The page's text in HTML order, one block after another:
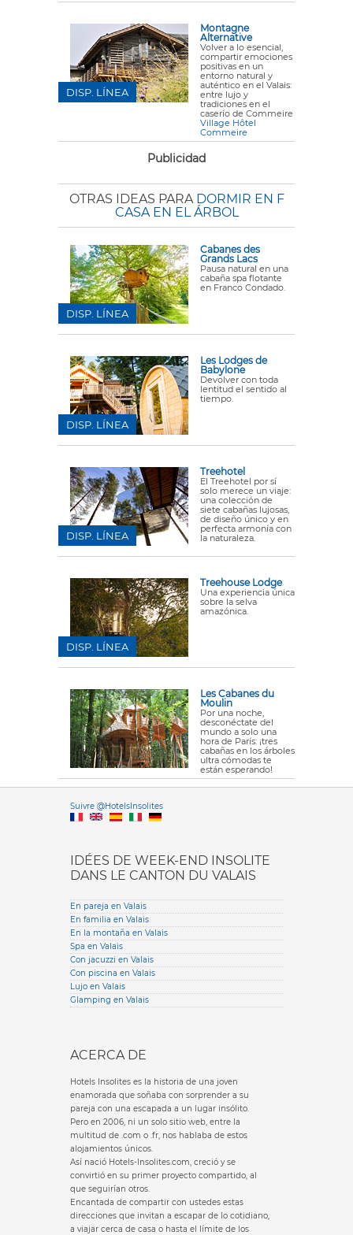
Montagne
Alternative
Volver a lo esencial,
compartir emociones
positivas en un
entorno natural y
auténtico en el Valais:
entre lujo y
tradiciones en el
caserío de Commeire
Village Hôtel
Commeire
DISP. LÍNEA
Publicidad
OTRAS IDEAS PARA DORMIR EN F
CASA EN EL ÁRBOL
Cabanes des
Grands Lacs
Pausa natural en una
cabaña spa flotante
en Franco Condado.
DISP. LÍNEA
Les Lodges de
Babylone
Devolver con toda
lentitud el sentido al
tiempo.
DISP. LÍNEA
Treehotel
El Treehotel por sí
solo merece un viaje:
una colección de
siete cabañas lujosas,
de diseño único y en
perfecta armonía con
la naturaleza.
DISP. LÍNEA
Treehouse Lodge
Una experiencia única
sobre la selva
amazónica.
DISP. LÍNEA
Les Cabanes du
Moulin
Por una noche,
desconéctate del
mundo a solo una
hora de París: ¡tres
cabañas en los árboles
ultra cómodas te
están esperando!
Suivre @HotelsInsolitesVersione
IDÉES DE WEEK-END INSOLITE
DANS LE CANTON DU VALAIS
En pareja en Valais
En familia en Valais
En la montaña en Valais
Spa en Valais
Con jacuzzi en Valais
Con piscina en Valais
Lujo en Valais
Glamping en Valais
ACERCA DE
Hotels Insolites es la historia de una joven
enamorada que soñaba con sorprender a su
pareja con una escapada a un lugar insólito.
Pero en 2006, ni un solo sitio web, entre la
multitud de .com o .fr, nos hablaba de estos
alojamientos únicos.
Así nació Hotels-Insolites.com, creció y se
convirtió en su primer proyecto compartido, al
que seguirían otros.
Encantada de compartir con ustedes estas
direcciones que invitan a escapar de lo cotidiano,
a viajar cerca de casa o hasta el límite de los